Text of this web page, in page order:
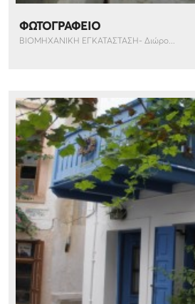
ΦΩΤΟΓΡΑΦΕΙΟ
ΒΙΟΜΗΧΑΝΙΚΗ ΕΓΚΑΤΑΣΤΑΣΗ- Διώρο...